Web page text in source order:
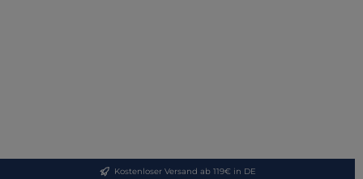
Kostenloser Versand ab 119€ in DE